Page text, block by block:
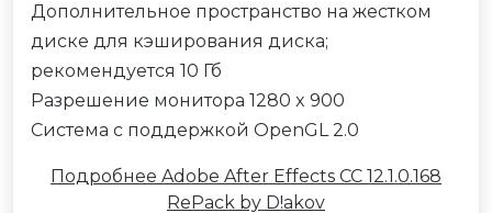
Дополнительное пространство на жестком
диске для кэширования диска;
рекомендуется 10 Гб
Разрешение монитора 1280 x 900
Система с поддержкой OpenGL 2.0
Подробнее Adobe After Effects CC 12.1.0.168
RePack by D!akov